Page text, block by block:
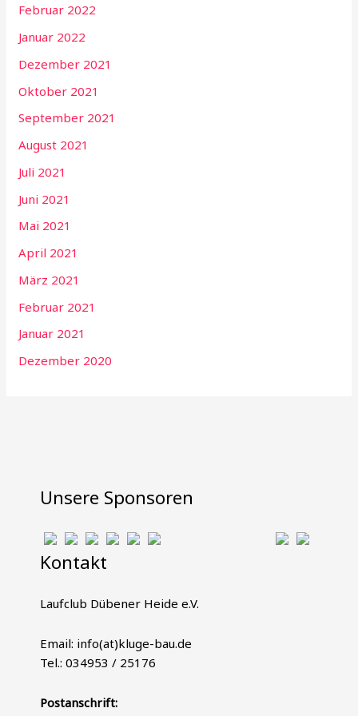
Februar 2022
Januar 2022
Dezember 2021
Oktober 2021
September 2021
August 2021
Juli 2021
Juni 2021
Mai 2021
April 2021
März 2021
Februar 2021
Januar 2021
Dezember 2020
Unsere Sponsoren
Kontakt
Laufclub Dübener Heide e.V.
Email: info(at)kluge-bau.de
Tel.: 034953 / 25176
Postanschrift: